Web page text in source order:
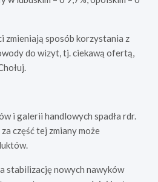
zmieniają sposób korzystania z
do wizyt, tj. ciekawą ofertą,
i galerii handlowych spadła rdr.
część tej zmiany może
stabilizację nowych nawyków